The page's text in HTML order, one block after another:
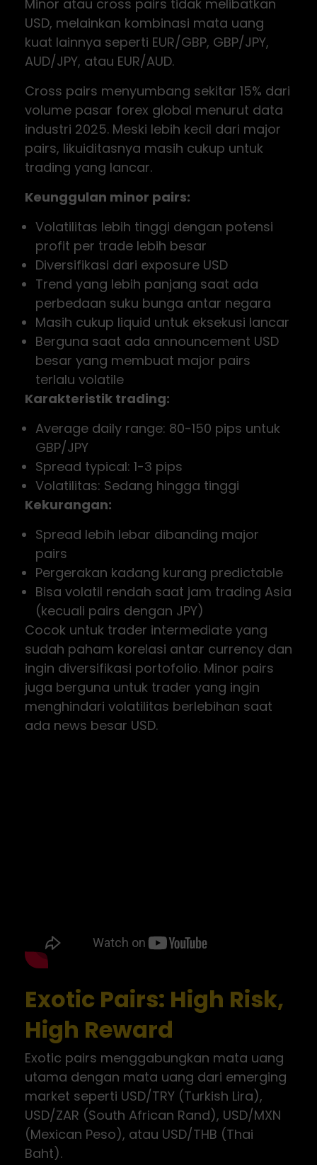
Minor atau cross pairs tidak melibatkan
USD, melainkan kombinasi mata uang
kuat lainnya seperti EUR/GBP, GBP/JPY,
AUD/JPY, atau EUR/AUD.
Cross pairs menyumbang sekitar 15% dari
volume pasar forex global menurut data
industri 2025. Meski lebih kecil dari major
pairs, likuiditasnya masih cukup untuk
trading yang lancar.
Keunggulan minor pairs:
Volatilitas lebih tinggi dengan potensi
profit per trade lebih besar
Diversifikasi dari exposure USD
Trend yang lebih panjang saat ada
perbedaan suku bunga antar negara
Masih cukup liquid untuk eksekusi lancar
Berguna saat ada announcement USD
besar yang membuat major pairs
terlalu volatile
Karakteristik trading:
Average daily range: 80-150 pips untuk
GBP/JPY
Spread typical: 1-3 pips
Volatilitas: Sedang hingga tinggi
Kekurangan:
Spread lebih lebar dibanding major
pairs
Pergerakan kadang kurang predictable
Bisa volatil rendah saat jam trading Asia
(kecuali pairs dengan JPY)
Cocok untuk trader intermediate yang
sudah paham korelasi antar currency dan
ingin diversifikasi portofolio. Minor pairs
juga berguna untuk trader yang ingin
menghindari volatilitas berlebihan saat
ada news besar USD.
Exotic Pairs: High Risk,
High Reward
Exotic pairs menggabungkan mata uang
utama dengan mata uang dari emerging
market seperti USD/TRY (Turkish Lira),
USD/ZAR (South African Rand), USD/MXN
(Mexican Peso), atau USD/THB (Thai
Baht).